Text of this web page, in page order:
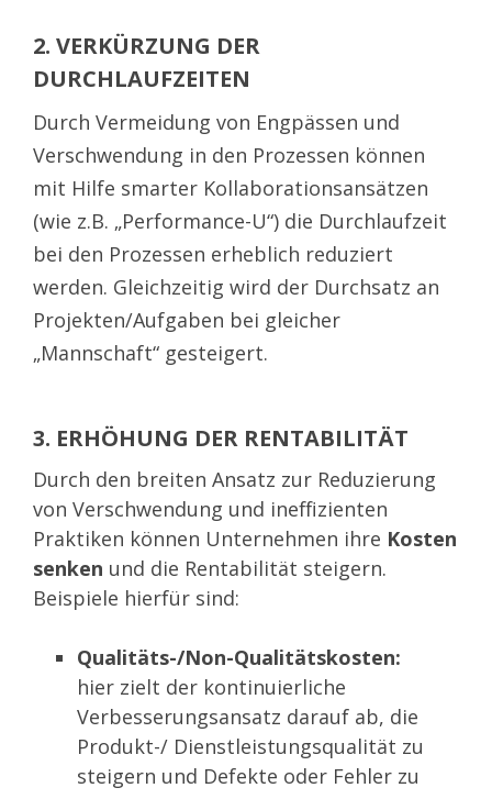
2. VERKÜRZUNG DER
DURCHLAUFZEITEN
Durch Vermeidung von Engpässen und
Verschwendung in den Prozessen können
mit Hilfe smarter Kollaborationsansätzen
(wie z.B. „Performance-U“) die Durchlaufzeit
bei den Prozessen erheblich reduziert
werden. Gleichzeitig wird der Durchsatz an
Projekten/Aufgaben bei gleicher
„Mannschaft“ gesteigert.
3. ERHÖHUNG DER RENTABILITÄT
Durch den breiten Ansatz zur Reduzierung
von Verschwendung und ineffizienten
Praktiken können Unternehmen ihre Kosten
senken und die Rentabilität steigern.
Beispiele hierfür sind:
Qualitäts-/Non-Qualitätskosten:
hier zielt der kontinuierliche
Verbesserungsansatz darauf ab, die
Produkt-/ Dienstleistungsqualität zu
steigern und Defekte oder Fehler zu